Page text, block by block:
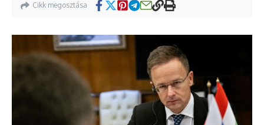
Cikk megosztása